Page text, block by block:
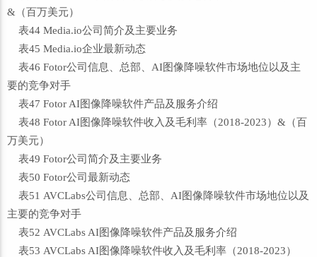
&（百万美元）
表44 Media.io公司简介及主要业务
表45 Media.io企业最新动态
表46 Fotor公司信息、总部、AI图像降噪软件市场地位以及主
要的竞争对手
表47 Fotor AI图像降噪软件产品及服务介绍
表48 Fotor AI图像降噪软件收入及毛利率（2018-2023）&（百
万美元）
表49 Fotor公司简介及主要业务
表50 Fotor公司最新动态
表51 AVCLabs公司信息、总部、AI图像降噪软件市场地位以及
主要的竞争对手
表52 AVCLabs AI图像降噪软件产品及服务介绍
表53 AVCLabs AI图像降噪软件收入及毛利率（2018-2023）